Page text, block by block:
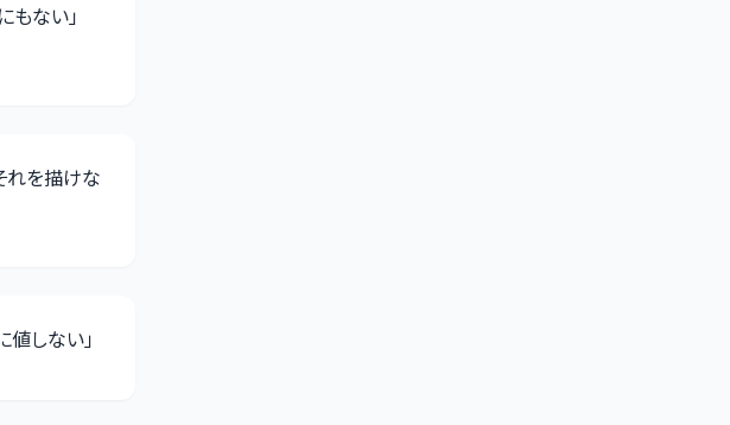
もない」
れを描けな
値しない」